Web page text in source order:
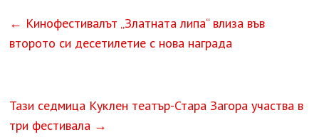
← Кинофестивалът „Златната липа“ влиза във
второто си десетилетие с нова награда
Тази седмица Куклен театър-Стара Загора участва в
три фестивала →